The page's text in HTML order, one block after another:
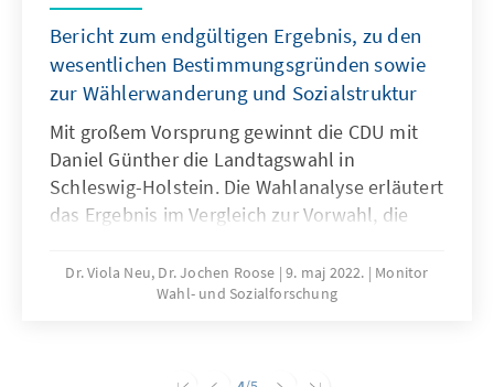
Bericht zum endgültigen Ergebnis, zu den
wesentlichen Bestimmungsgründen sowie
zur Wählerwanderung und Sozialstruktur
Mit großem Vorsprung gewinnt die CDU mit
Daniel Günther die Landtagswahl in
Schleswig-Holstein. Die Wahlanalyse erläutert
das Ergebnis im Vergleich zur Vorwahl, die
Bestimmungsgründe des Wahlergebnisses.
Ausgehend von den Wahltagsbefragungen
Spitzenkandidatinnen und -kandidaten,
Dr. Viola Neu, Dr. Jochen Roose 9. maj 2022.
Monitor
Wahl- und Sozialforschung